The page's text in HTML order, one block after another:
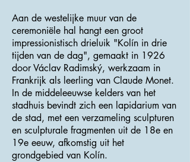
Aan de westelijke muur van de
ceremoniële hal hangt een groot
impressionistisch drieluik "Kolín in drie
tijden van de dag", gemaakt in 1926
door Václav Radimský, werkzaam in
Frankrijk als leerling van Claude Monet.
In de middeleeuwse kelders van het
stadhuis bevindt zich een lapidarium van
de stad, met een verzameling sculpturen
en sculpturale fragmenten uit de 18e en
19e eeuw, afkomstig uit het
grondgebied van Kolín.